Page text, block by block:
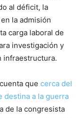
al déficit, la
la admisión
carga laboral de
investigación y
infraestructura.
que cerca del
destina a la guerra
de la congresista